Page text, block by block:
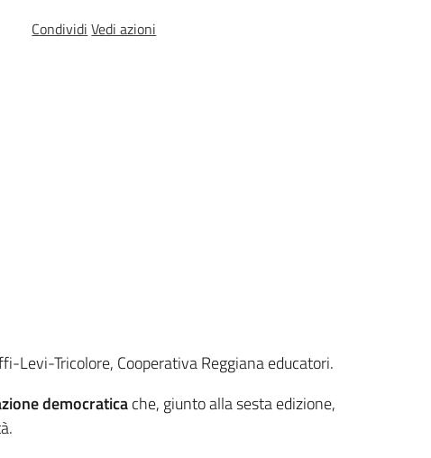
Condividi Vedi azioni
Levi-Tricolore, Cooperativa Reggiana educatori.
democraticache, giunto alla sesta edizione,